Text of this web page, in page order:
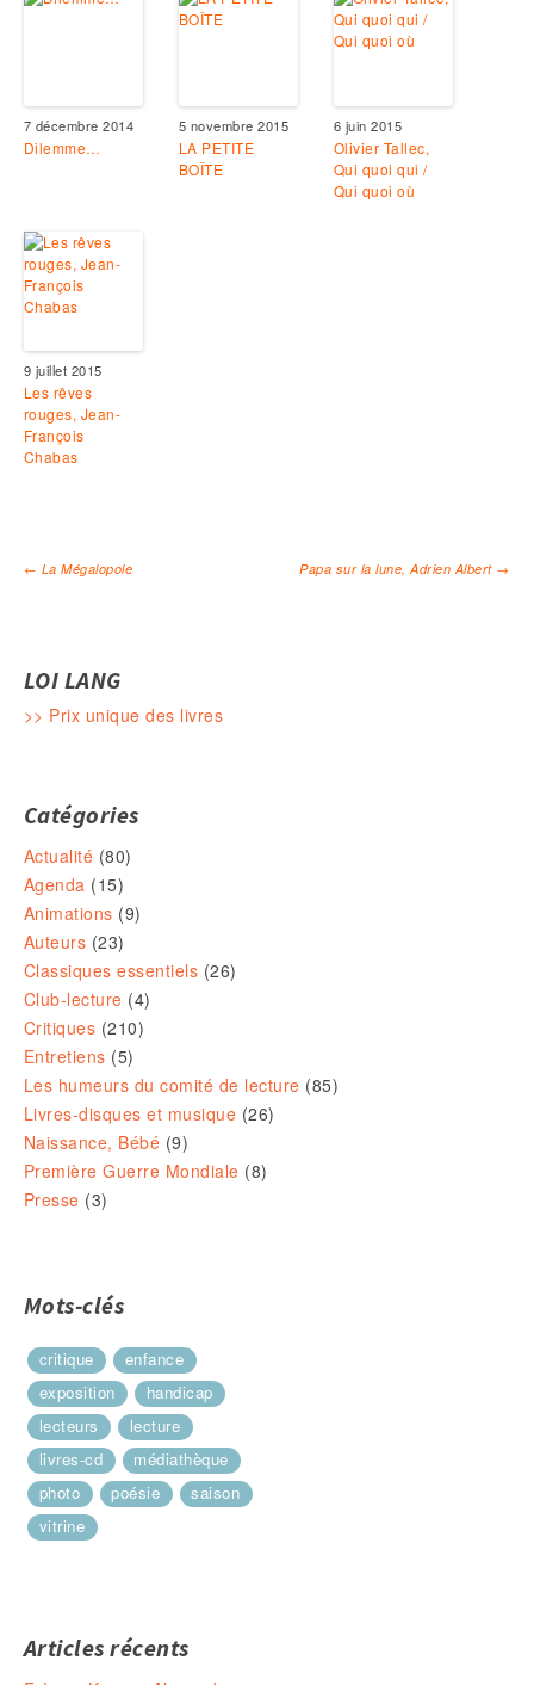
7 décembre 2014
Dilemme…
5 novembre 2015
LA PETITE
BOÎTE
6 juin 2015
Olivier Tallec,
Qui quoi qui /
Qui quoi où
9 juillet 2015
Les rêves
rouges, Jean-
François
Chabas
← La Mégalopole Papa sur la lune, Adrien Albert →
LOI LANG
>> Prix unique des livres
Catégories
Actualité (80)
Agenda (15)
Animations (9)
Auteurs (23)
Classiques essentiels (26)
Club-lecture (4)
Critiques (210)
Entretiens (5)
Les humeurs du comité de lecture (85)
Livres-disques et musique (26)
Naissance, Bébé (9)
Première Guerre Mondiale (8)
Presse (3)
Mots-clés
critique
enfance
exposition
handicap
lecteurs
lecture
livres-cd
médiathèque
photo
poésie
saison
vitrine
Articles récents